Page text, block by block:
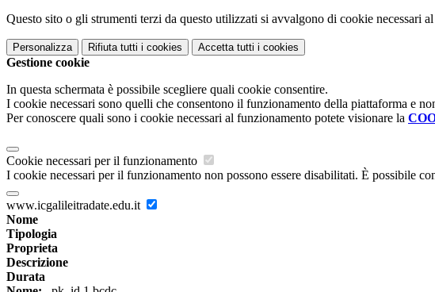
Questo sito o gli strumenti terzi da questo utilizzati si avvalgono di cookie necessari
Personalizza Rifiuta tutti i cookies Accetta tutti i cookies
Gestione cookie
In questa schermata è possibile scegliere quali cookie consentire.
I cookie necessari sono quelli che consentono il funzionamento della piattaforma e
Per conoscere quali sono i cookie necessari al funzionamento potete visionare la
Cookie necessari per il funzionamento
I cookie necessari per il funzionamento non possono essere disabilitati. È possibile
www.icgalileitradate.edu.it
Nome
Tipologia
Proprieta
Descrizione
Durata